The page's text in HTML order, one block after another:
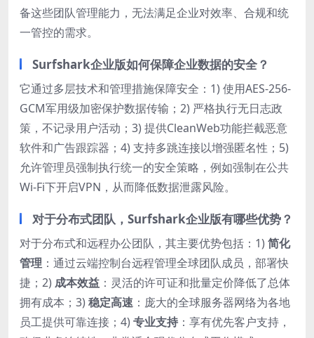
备这些团队管理能力，无法满足企业对效率、合规和统
一管控的需求。
Surfshark企业版如何保障企业数据的安全？
它通过多层技术和管理措施保障安全：1) 使用AES-256-
GCM军用级加密保护数据传输；2) 严格执行无日志政
策，不记录用户活动；3) 提供CleanWeb功能拦截恶意
软件和广告跟踪器；4) 支持多跳连接以增强匿名性；5)
允许管理员强制执行统一的安全策略，例如强制在公共
Wi-Fi下开启VPN，从而降低数据泄露风险。
对于分布式团队，Surfshark企业版有哪些优势？
对于分布式和远程办公团队，其主要优势包括：1) 简化
管理 ：通过云端控制台远程管理全球团队成员，部署快
捷；2) 成本效益 ：灵活的许可证和批量定价降低了总体
拥有成本；3) 稳定高速 ：庞大的全球服务器网络为各地
员工提供可靠连接；4) 专业支持 ：享有优先客户支持，